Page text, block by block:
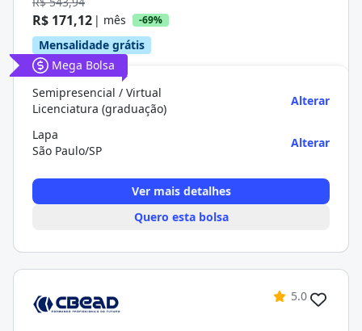
R$ 171,12 | mês -69%
Mensalidade grátis
Mega Bolsa
Semipresencial / Virtual
Licenciatura (graduação)
Alterar
Lapa
São Paulo/SP
Alterar
Ver mais detalhes
Quero esta bolsa
5.0